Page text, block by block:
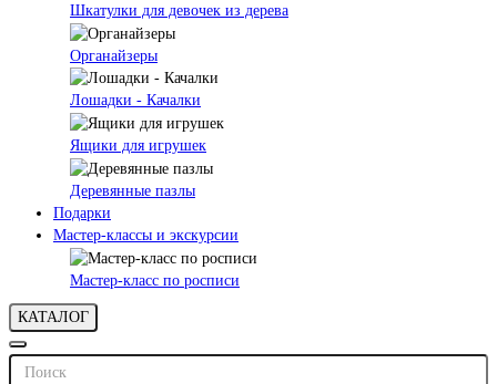
Шкатулки для девочек из дерева
Органайзеры
Лошадки - Качалки
Ящики для игрушек
Деревянные пазлы
Подарки
Мастер-классы и экскурсии
Мастер-класс по росписи
КАТАЛОГ